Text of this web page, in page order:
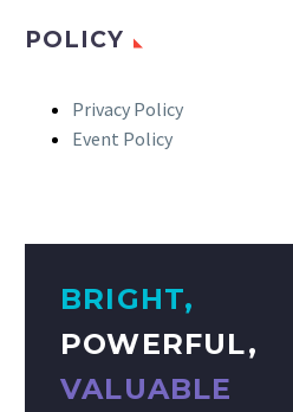
POLICY
Privacy Policy
Event Policy
BRIGHT,
POWERFUL,
VALUABLE